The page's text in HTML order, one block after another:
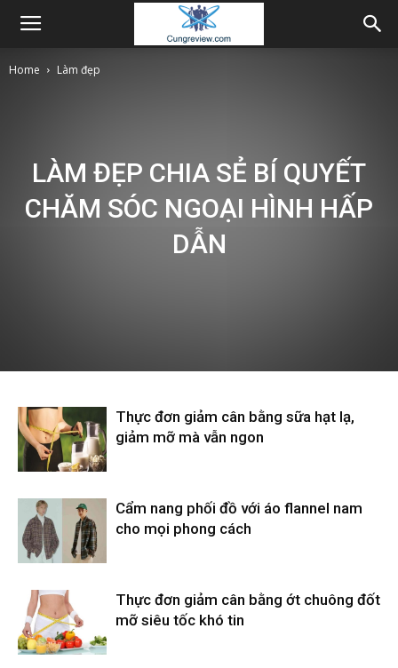
Home Làm đẹp
LÀM ĐẸP CHIA SẺ BÍ QUYẾT
CHĂM SÓC NGOẠI HÌNH HẤP
DẪN
Thực đơn giảm cân bằng sữa hạt lạ,
giảm mỡ mà vẫn ngon
Cẩm nang phối đồ với áo flannel nam
cho mọi phong cách
Thực đơn giảm cân bằng ớt chuông đốt
mỡ siêu tốc khó tin